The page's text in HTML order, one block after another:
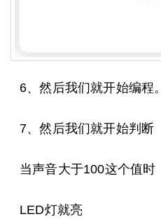
6、然后我们就开始编程。
7、然后我们就开始判断
当声音大于100这个值时
LED灯就亮